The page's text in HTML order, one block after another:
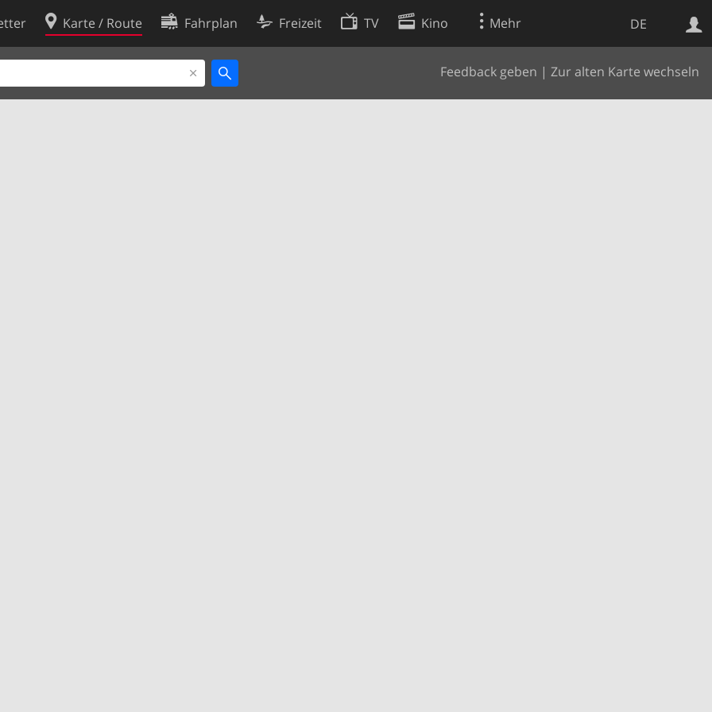
DE
Karte / Route Fahrplan Freizeit TV Kino Mehr
Feedback geben | Zur alten Karte wechseln
Websuche
Cookie-Richtlinie
Cookie-Einstellungen